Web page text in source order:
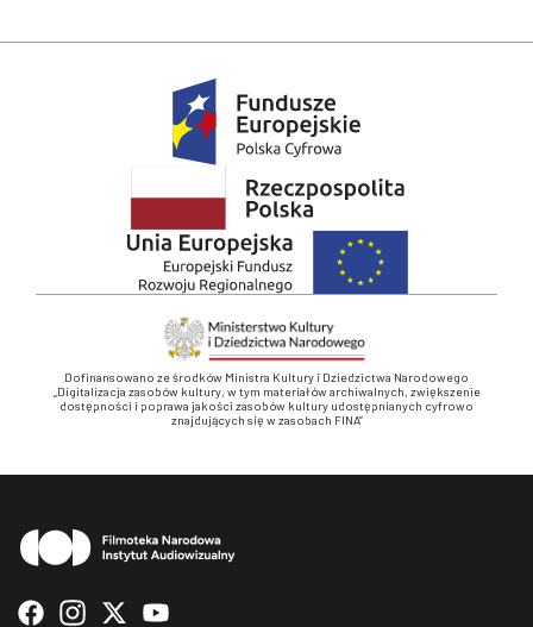
Dofinansowano ze środków Ministra Kultury i Dziedzictwa Narodowego
„Digitalizacja zasobów kultury, w tym materiałów archiwalnych, zwiększenie
dostępności i poprawa jakości zasobów kultury udostępnianych cyfrowo
znajdujących się w zasobach FINA”